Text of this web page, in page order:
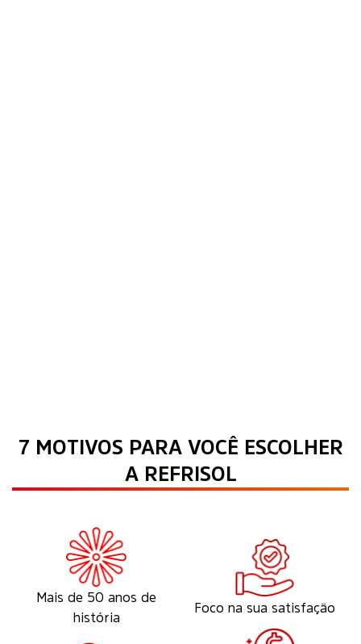
7 MOTIVOS PARA VOCÊ ESCOLHER
A REFRISOL
Mais de 50 anos de
história
Foco na sua satisfação